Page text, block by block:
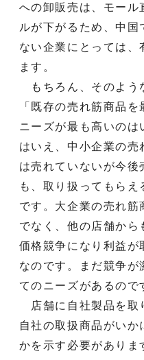
への卸販売は、モール
ルが下がるため、中国
ない企業にとっては、
ます。
もちろん、そのよう
「既存の売れ筋商品
ニーズが最も高いのは
はいえ、中小企業の売
は売れていないが今後
も、取り扱ってもら
です。大企業の売れ筋
でなく、他の店舗から
価格競争になり利益が
なのです。まだ競争が
てのニーズがあるので
店舗に自社製品を取
自社の取扱商品がい
かを示す必要がありま